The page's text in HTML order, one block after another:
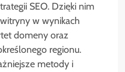
SEO. Dzięki nim
w wynikach
domeny oraz
regionu.
metody i